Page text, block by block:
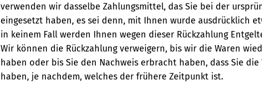
verwenden wir dasselbe Zahlungsmittel, das Sie bei der
eingesetzt haben, es sei denn, mit Ihnen wurde ausdrücklich
in keinem Fall werden Ihnen wegen dieser Rückzahlung
Wir können die Rückzahlung verweigern, bis wir die Waren
haben oder bis Sie den Nachweis erbracht haben, dass Sie die
haben, je nachdem, welches der frühere Zeitpunkt ist.